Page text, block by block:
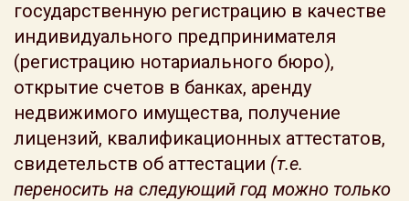
государственную регистрацию в качестве
индивидуального предпринимателя
(регистрацию нотариального бюро),
открытие счетов в банках, аренду
недвижимого имущества, получение
лицензий, квалификационных аттестатов,
свидетельств об аттестации (т.е.
переносить на следующий год можно только